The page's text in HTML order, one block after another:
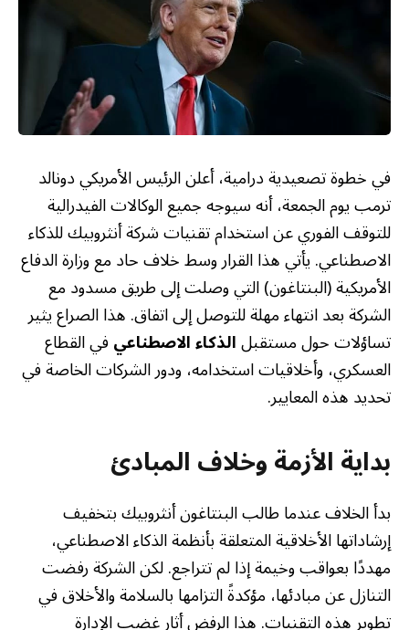
في خطوة تصعيدية درامية، أعلن الرئيس الأمريكي دونالد
ترمب يوم الجمعة، أنه سيوجه جميع الوكالات الفيدرالية
للتوقف الفوري عن استخدام تقنيات شركة أنثروبيك للذكاء
الاصطناعي. يأتي هذا القرار وسط خلاف حاد مع وزارة الدفاع
الأمريكية (البنتاغون) التي وصلت إلى طريق مسدود مع
الشركة بعد انتهاء مهلة للتوصل إلى اتفاق. هذا الصراع يثير
تساؤلات حول مستقبلالذكاء الاصطناعيفي القطاع
العسكري، وأخلاقيات استخدامه، ودور الشركات الخاصة في
تحديد هذه المعايير.
بداية الأزمة وخلاف المبادئ
بدأ الخلاف عندما طالب البنتاغون أنثروبيك بتخفيف
إرشاداتها الأخلاقية المتعلقة بأنظمة الذكاء الاصطناعي،
مهددًا بعواقب وخيمة إذا لم تتراجع. لكن الشركة رفضت
التنازل عن مبادئها، مؤكدةً التزامها بالسلامة والأخلاق في
تطوير هذه التقنيات. هذا الرفض أثار غضب الإدارة